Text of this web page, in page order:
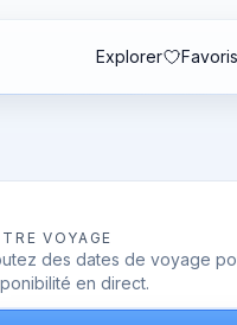
Explorer
VOYAGE
des dates de voyage
en direct.